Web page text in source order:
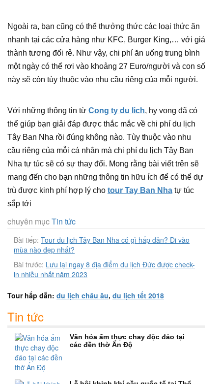
Ngoài ra, bạn cũng có thể thưởng thức các loại thức ăn
nhanh tại các cửa hàng như KFC, Burger King,… với giá
thành tương đối rẻ. Như vậy, chi phí ăn uống trung bình
một ngày có thể rơi vào khoảng 27 Euro/người và con số
này sẽ còn tùy thuộc vào nhu cầu riêng của mỗi người.
Với những thông tin từ Cong ty du lich, hy vọng đã có
thể giúp bạn giải đáp được thắc mắc về chi phí du lịch
Tây Ban Nha rồi đúng không nào. Tùy thuộc vào nhu
cầu riêng của mỗi cá nhân mà chi phí du lịch Tây Ban
Nha tự túc sẽ có sự thay đổi. Mong rằng bài viết trên sẽ
mang đến cho bạn những thông tin hữu ích để có thể dự
trù được kinh phí hợp lý cho tour Tay Ban Nha tự túc
sắp tới
chuyên mụcTin tức
Bài tiếp: Tour du lịch Tây Ban Nha có gì hấp dẫn? Đi vào
mùa nào đẹp nhất?
Bài trước: Lưu lại ngay 8 địa điểm du lịch Đức được check-
in nhiều nhất năm 2023
Tour hấp dẫn: du lịch châu âu, du lịch tết 2018
Tin tức
Văn hóa ẩm thực chay độc đáo tại
các đền thờ Ấn Độ